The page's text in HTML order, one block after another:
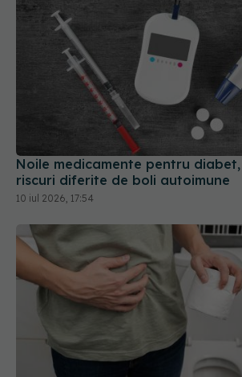
Noile medicamente pentru diabet,
riscuri diferite de boli autoimune
10 iul 2026, 17:54